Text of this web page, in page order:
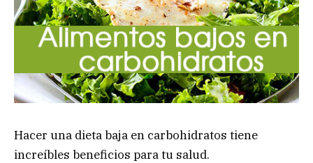
Hacer una dieta baja en carbohidratos tiene
increíbles beneficios para tu salud.